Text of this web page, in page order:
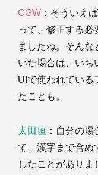
CGW ：そういえ
って、修正する必
ましたね。そんな
いた場合は、いち
UIで使われている
たことも。
太田垣 ：自分の
て、漢字まで含め
したことがありま